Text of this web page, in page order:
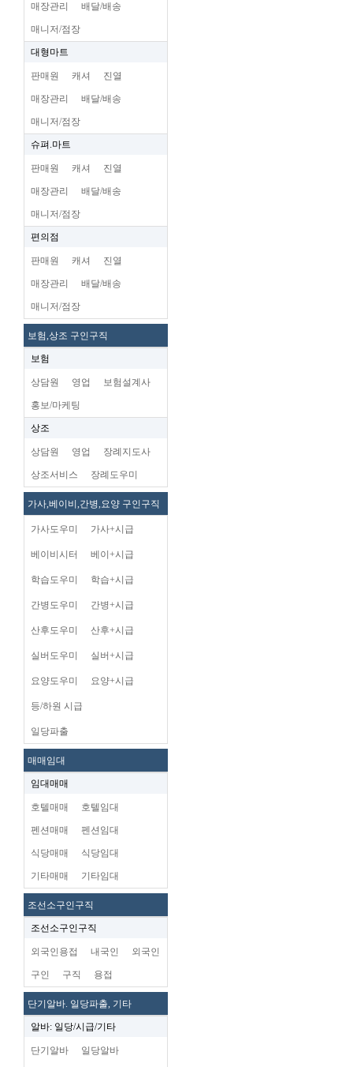
매장관리 배달/배송
매니저/점장
대형마트
판매원 캐셔 진열
매장관리 배달/배송
매니저/점장
슈펴.마트
판매원 캐셔 진열
매장관리 배달/배송
매니저/점장
편의점
판매원 캐셔 진열
매장관리 배달/배송
매니저/점장
보험,상조 구인구직
보험
상담원 영업 보험설계사
홍보/마케팅
상조
상담원 영업 장례지도사
상조서비스 장례도우미
가사,베이비,간병,요양 구인구직
가사도우미 가사+시급
베이비시터 베이+시급
학습도우미 학습+시급
간병도우미 간병+시급
산후도우미 산후+시급
실버도우미 실버+시급
요양도우미 요양+시급
등/하원 시급
일당파출
매매임대
임대매매
호텔매매 호텔임대
펜션매매 펜션임대
식당매매 식당임대
기타매매 기타임대
조선소구인구직
조선소구인구직
외국인용접 내국인 외국인
구인 구직 용접
단기알바. 일당파출, 기타
알바: 일당/시급/기타
단기알바 일당알바